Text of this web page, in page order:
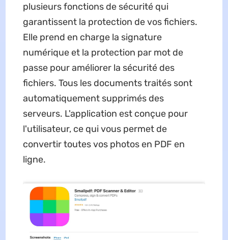
plusieurs fonctions de sécurité qui
garantissent la protection de vos fichiers.
Elle prend en charge la signature
numérique et la protection par mot de
passe pour améliorer la sécurité des
fichiers. Tous les documents traités sont
automatiquement supprimés des
serveurs. L'application est conçue pour
l'utilisateur, ce qui vous permet de
convertir toutes vos photos en PDF en
ligne.